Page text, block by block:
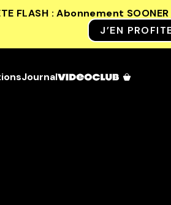
FLASH : Abonnement
J’EN
Journal